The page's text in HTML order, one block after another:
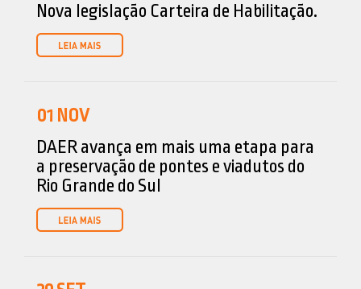
Nova legislação Carteira de Habilitação.
01 NOV
DAER avança em mais uma etapa para
a preservação de pontes e viadutos do
Rio Grande do Sul